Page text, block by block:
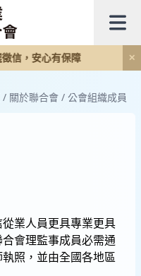
信，安心有保障 ✕
/ 關於聯合會 / 公會組織成員
業人員更具專業更具
會理監事成員必需通
照，並由全國各地區